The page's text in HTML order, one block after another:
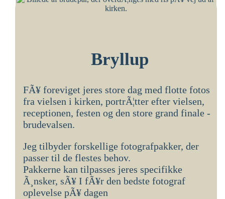
Bryllup
FÃ¥ foreviget jeres store dag med flotte fotos
fra vielsen i kirken, portrÃ¦tter efter vielsen,
receptionen, festen og den store grand finale -
brudevalsen.
Jeg tilbyder forskellige fotografpakker, der
passer til de flestes behov.
Pakkerne kan tilpasses jeres specifikke
Ã¸nsker, sÃ¥ I fÃ¥r den bedste fotograf
oplevelse pÃ¥ dagen